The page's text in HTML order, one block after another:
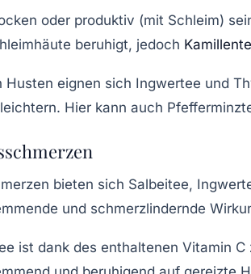
oder produktiv (mit Schleim)
beruhigt, jedoch
Husten eignen sich Ingwertee und
Hier kann auch
bieten sich Salbeitee,
und schmerzlindernde
ist dank des enthaltenen Vitamin